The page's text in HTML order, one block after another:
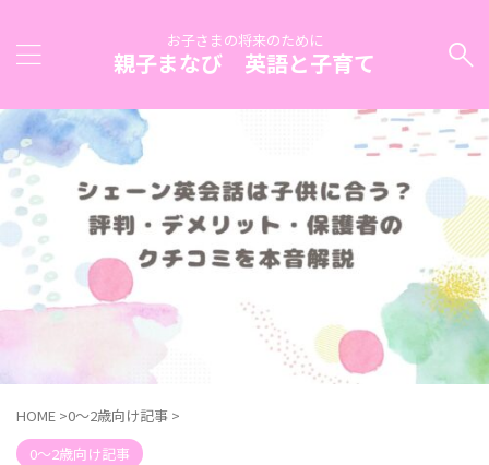
お子さまの将来のために
親子まなび 英語と子育て
HOME >0〜2歳向け記事 >
0〜2歳向け記事